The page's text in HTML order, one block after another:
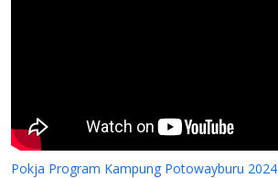
Pokja Program Kampung Potowayburu 2024